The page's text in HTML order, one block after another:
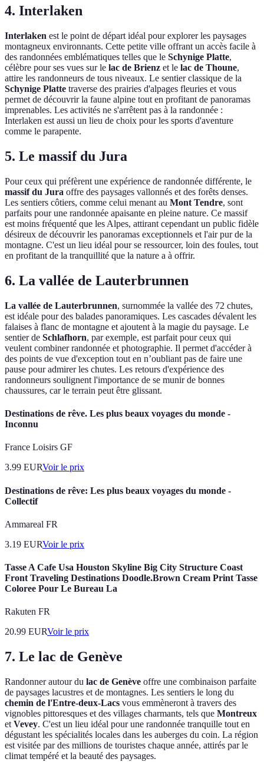
4. Interlaken
Interlaken est le point de départ idéal pour explorer les paysages
montagneux environnants. Cette petite ville offrant un accès facile à
des randonnées emblématiques telles que le Schynige Platte,
célèbre pour ses vues sur le lac de Brienz et le lac de Thoune,
attire les randonneurs de tous niveaux. Le sentier classique de la
Schynige Platte traverse des prairies d'alpages fleuries et vous
permet de découvrir la faune alpine tout en profitant de panoramas
imprenables. Les activités ne s'arrêtent pas à la randonnée :
Interlaken est aussi un lieu de choix pour les sports d'aventure
comme le parapente.
5. Le massif du Jura
Pour ceux qui préfèrent une expérience de randonnée différente, le
massif du Jura offre des paysages vallonnés et des forêts denses.
Les sentiers côtiers, comme celui menant au Mont Tendre, sont
parfaits pour une randonnée apaisante en pleine nature. Ce massif
est moins fréquenté que les Alpes, attirant cependant un public fidèle
désireux de découvrir les panoramas exceptionnels et l'air pur de la
montagne. C'est un lieu idéal pour se ressourcer, loin des foules, tout
en profitant de la tranquillité que la nature a à offrir.
6. La vallée de Lauterbrunnen
La vallée de Lauterbrunnen, surnommée la vallée des 72 chutes,
est idéale pour des balades panoramiques. Les cascades dévalent les
falaises à flanc de montagne et ajoutent à la magie du paysage. Le
sentier de Schlafhorn, par exemple, est parfait pour ceux qui
veulent combiner randonnée et photographie. Il permet d'accéder à
des points de vue d'exception tout en n’oubliant pas de faire une
pause pour admirer les chutes. Les retours d'expérience des
randonneurs soulignent l'importance de se munir de bonnes
chaussures, car le terrain peut être glissant.
Destinations de rêve. Les plus beaux voyages du monde -
Inconnu
France Loisirs GF
3.99 EURVoir le prix
Destinations de rêve: Les plus beaux voyages du monde -
Collectif
Ammareal FR
3.19 EURVoir le prix
Tasse A Cafe Usa Houston Skyline Big City Structure Coast
Front Traveling Destinations Doodle.Brown Cream Print Tasse
Coloree Pour Le Bureau La
Rakuten FR
20.99 EURVoir le prix
7. Le lac de Genève
Randonner autour du lac de Genève offre une combinaison parfaite
de paysages lacustres et de montagnes. Les sentiers le long du
chemin de l'Entre-deux-Lacs vous emmèneront à travers des
vignobles pittoresques et des villages charmants, tels que Montreux
et Vevey. C'est un lieu idéal pour une randonnée tranquille tout en
dégustant les spécialités locales dans les auberges du coin. La région
est visitée par des millions de touristes chaque année, attirés par le
climat tempéré et la beauté des paysages.